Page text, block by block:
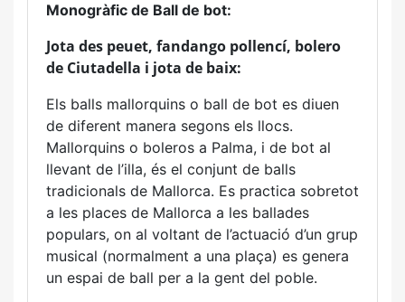
Monogràfic de Ball de bot:
Jota des peuet, fandango pollencí, bolero
de Ciutadella i jota de baix:
Els balls mallorquins o ball de bot es diuen
de diferent manera segons els llocs.
Mallorquins o boleros a Palma, i de bot al
llevant de l’illa, és el conjunt de balls
tradicionals de Mallorca. Es practica sobretot
a les places de Mallorca a les ballades
populars, on al voltant de l’actuació d’un grup
musical (normalment a una plaça) es genera
un espai de ball per a la gent del poble.